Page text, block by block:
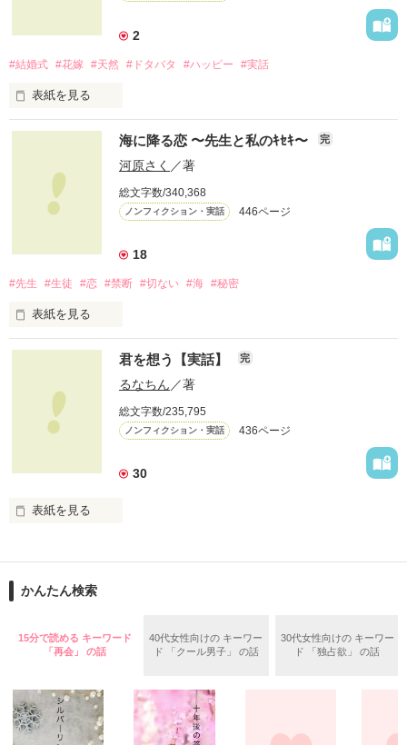
2
#結婚式 #花嫁 #天然 #ドタバタ #ハッピー #実話
表紙を見る
２０１２年６月２４日。晴れ。
わたし達は、結婚式を挙げました。
新郎カズミ　×　新婦おなつ
登場人物の名前などは仮名です。
**************
◆「甘い結婚」特集掲載されました。
◆レビューありがとうございます。
海に降る恋 〜先生と私のｷｾｷ〜 完
河原さく ／著
総文字数/340,368
ノンフィクション・実話 446ページ
18
#先生 #生徒 #恋 #禁断 #切ない #海 #秘密
表紙を見る
実体験を基にした、
他とはちょっと違う
先生との禁断の恋物語。
心から愛した人が、
手の届かない人だとしたら
あなたは知っていますか？
この奇跡の軌跡、その全てを―…
（2008/9/20〜2009/4/12）
二次審査進出作品です。
沢山の応援、
君を想う【実話】 完
るなちん ／著
総文字数/235,795
ノンフィクション・実話 436ページ
30
表紙を見る
かんたん検索
15分で読める キーワード
「再会」 の話
40代女性向けの キーワー
ド 「クール男子」 の話
30代女性向けの キーワー
ド 「独占欲」 の話